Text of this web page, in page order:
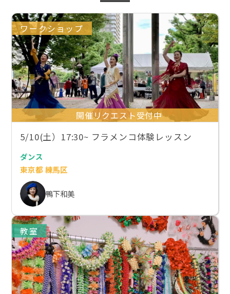
ワークショップ
開催リクエスト受付中
5/10(土）17:30~ フラメンコ体験レッスン
ダンス
東京都 練馬区
鴨下和美
教室